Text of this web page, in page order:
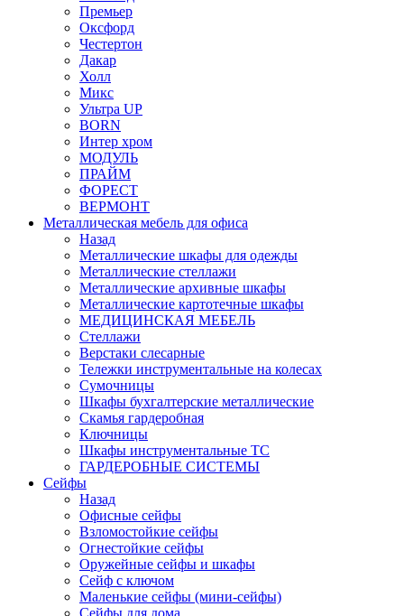
Премьер
Оксфорд
Честертон
Дакар
Холл
Микс
Ультра UP
BORN
Интер хром
МОДУЛЬ
ПРАЙМ
ФОРЕСТ
ВЕРМОНТ
Металлическая мебель для офиса
Назад
Металлические шкафы для одежды
Металлические стеллажи
Металлические архивные шкафы
Металлические картотечные шкафы
МЕДИЦИНСКАЯ МЕБЕЛЬ
Стеллажи
Верстаки слесарные
Тележки инструментальные на колесах
Сумочницы
Шкафы бухгалтерские металлические
Скамья гардеробная
Ключницы
Шкафы инструментальные ТС
ГАРДЕРОБНЫЕ СИСТЕМЫ
Сейфы
Назад
Офисные сейфы
Взломостойкие сейфы
Огнестойкие сейфы
Оружейные сейфы и шкафы
Сейф с ключом
Маленькие сейфы (мини-сейфы)
Сейфы для дома